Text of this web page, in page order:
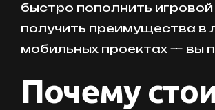
быстро пополнить
получить преимущества в
мобильных проектах — вы
Почему